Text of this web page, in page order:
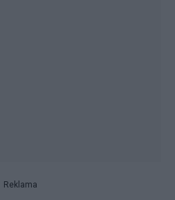
Reklama